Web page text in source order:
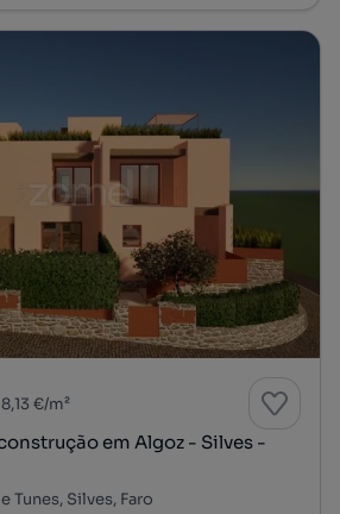
€/m²
em Algoz - Silves -
Tunes, Silves, Faro